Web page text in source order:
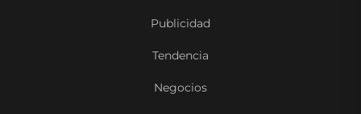
Publicidad
Tendencia
Negocios